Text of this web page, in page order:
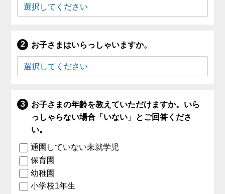
お子さまはいらっしゃいますか。
お子さまの年齢を教えていただけますか。いら
っしゃらない場合「いない」とご回答くださ
い。
通園していない未就学児
保育園
幼稚園
小学校1年生